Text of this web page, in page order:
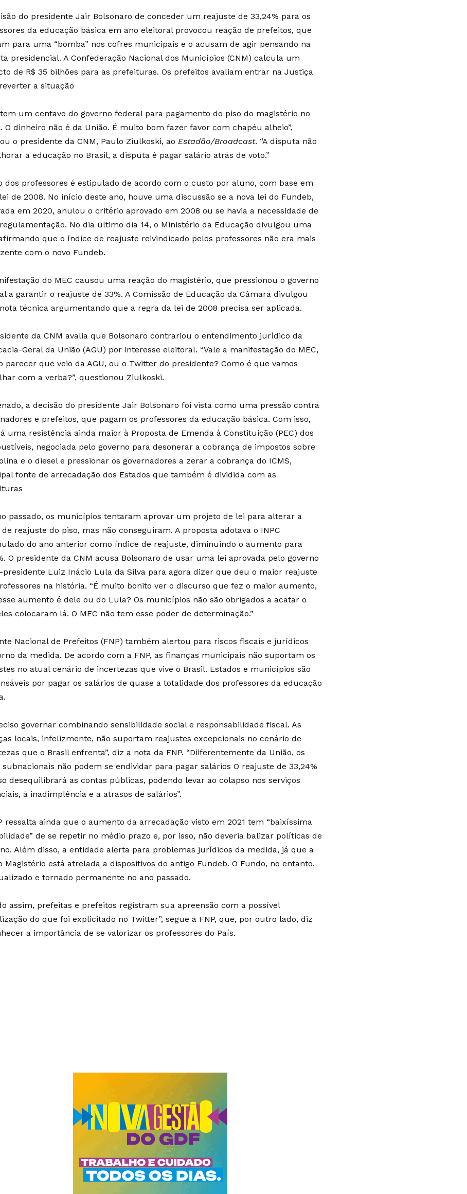
do presidente Jair Bolsonaro de conceder um reajuste de 33,24% para os
da educação básica em ano eleitoral provocou reação de prefeitos, que
para uma “bomba” nos cofres municipais e o acusam de agir pensando na
presidencial. A Confederação Nacional dos Municípios (CNM) calcula um
de R$ 35 bilhões para as prefeituras. Os prefeitos avaliam entrar na Justiça
a situação
tem um centavo do governo federal para pagamento do piso do magistério no
O dinheiro não é da União. É muito bom fazer favor com chapéu alheio”,
o presidente da CNM, Paulo Ziulkoski, ao Estadão/Broadcast. “A disputa não
a educação no Brasil, a disputa é pagar salário atrás de voto.”
dos professores é estipulado de acordo com o custo por aluno, com base em
de 2008. No início deste ano, houve uma discussão se a nova lei do Fundeb,
em 2020, anulou o critério aprovado em 2008 ou se havia a necessidade de
No dia último dia 14, o Ministério da Educação divulgou uma
que o índice de reajuste reivindicado pelos professores não era mais
com o novo Fundeb.
do MEC causou uma reação do magistério, que pressionou o governo
a garantir o reajuste de 33%. A Comissão de Educação da Câmara divulgou
técnica argumentando que a regra da lei de 2008 precisa ser aplicada.
da CNM avalia que Bolsonaro contrariou o entendimento jurídico da
Geral da União (AGU) por interesse eleitoral. “Vale a manifestação do MEC,
parecer que veio da AGU, ou o Twitter do presidente? Como é que vamos
com a verba?”, questionou Ziulkoski.
a decisão do presidente Jair Bolsonaro foi vista como uma pressão contra
e prefeitos, que pagam os professores da educação básica. Com isso,
uma resistência ainda maior à Proposta de Emenda à Constituição (PEC) dos
negociada pelo governo para desonerar a cobrança de impostos sobre
e o diesel e pressionar os governadores a zerar a cobrança do ICMS,
fonte de arrecadação dos Estados que também é dividida com as
passado, os municípios tentaram aprovar um projeto de lei para alterar a
reajuste do piso, mas não conseguiram. A proposta adotava o INPC
do ano anterior como índice de reajuste, diminuindo o aumento para
O presidente da CNM acusa Bolsonaro de usar uma lei aprovada pelo governo
presidente Luiz Inácio Lula da Silva para agora dizer que deu o maior reajuste
na história. “É muito bonito ver o discurso que fez o maior aumento,
aumento é dele ou do Lula? Os municípios não são obrigados a acatar o
colocaram lá. O MEC não tem esse poder de determinação.”
Nacional de Prefeitos (FNP) também alertou para riscos fiscais e jurídicos
da medida. De acordo com a FNP, as finanças municipais não suportam os
no atual cenário de incertezas que vive o Brasil. Estados e municípios são
por pagar os salários de quase a totalidade dos professores da educação
governar combinando sensibilidade social e responsabilidade fiscal. As
locais, infelizmente, não suportam reajustes excepcionais no cenário de
que o Brasil enfrenta”, diz a nota da FNP. “Diiferentemente da União, os
subnacionais não podem se endividar para pagar salários O reajuste de 33,24%
desequilibrará as contas públicas, podendo levar ao colapso nos serviços
à inadimplência e a atrasos de salários”.
ressalta ainda que o aumento da arrecadação visto em 2021 tem “baixíssima
de se repetir no médio prazo e, por isso, não deveria balizar políticas de
Além disso, a entidade alerta para problemas jurídicos da medida, já que a
Magistério está atrelada a dispositivos do antigo Fundeb. O Fundo, no entanto,
e tornado permanente no ano passado.
assim, prefeitas e prefeitos registram sua apreensão com a possível
do que foi explicitado no Twitter”, segue a FNP, que, por outro lado, diz
a importância de se valorizar os professores do País.